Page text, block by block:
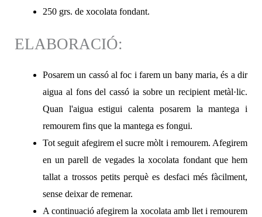
250 grs. de xocolata fondant.
ELABORACIÓ:
Posarem un cassó al foc i farem un bany maria, és a dir
aigua al fons del cassó ia sobre un recipient metàl·lic.
Quan l'aigua estigui calenta posarem la mantega i
remourem fins que la mantega es fongui.
Tot seguit afegirem el sucre mòlt i remourem. Afegirem
en un parell de vegades la xocolata fondant que hem
tallat a trossos petits perquè es desfaci més fàcilment,
sense deixar de remenar.
A continuació afegirem la xocolata amb llet i remourem